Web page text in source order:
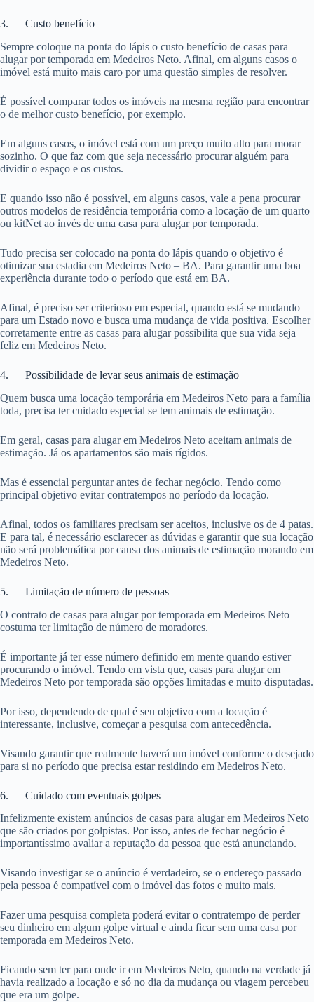
3. Custo benefício
Sempre coloque na ponta do lápis o custo benefício de casas para
alugar por temporada em Medeiros Neto. Afinal, em alguns casos o
imóvel está muito mais caro por uma questão simples de resolver.
É possível comparar todos os imóveis na mesma região para encontrar
o de melhor custo benefício, por exemplo.
Em alguns casos, o imóvel está com um preço muito alto para morar
sozinho. O que faz com que seja necessário procurar alguém para
dividir o espaço e os custos.
E quando isso não é possível, em alguns casos, vale a pena procurar
outros modelos de residência temporária como a locação de um quarto
ou kitNet ao invés de uma casa para alugar por temporada.
Tudo precisa ser colocado na ponta do lápis quando o objetivo é
otimizar sua estadia em Medeiros Neto – BA. Para garantir uma boa
experiência durante todo o período que está em BA.
Afinal, é preciso ser criterioso em especial, quando está se mudando
para um Estado novo e busca uma mudança de vida positiva. Escolher
corretamente entre as casas para alugar possibilita que sua vida seja
feliz em Medeiros Neto.
4. Possibilidade de levar seus animais de estimação
Quem busca uma locação temporária em Medeiros Neto para a família
toda, precisa ter cuidado especial se tem animais de estimação.
Em geral, casas para alugar em Medeiros Neto aceitam animais de
estimação. Já os apartamentos são mais rígidos.
Mas é essencial perguntar antes de fechar negócio. Tendo como
principal objetivo evitar contratempos no período da locação.
Afinal, todos os familiares precisam ser aceitos, inclusive os de 4 patas.
E para tal, é necessário esclarecer as dúvidas e garantir que sua locação
não será problemática por causa dos animais de estimação morando em
Medeiros Neto.
5. Limitação de número de pessoas
O contrato de casas para alugar por temporada em Medeiros Neto
costuma ter limitação de número de moradores.
É importante já ter esse número definido em mente quando estiver
procurando o imóvel. Tendo em vista que, casas para alugar em
Medeiros Neto por temporada são opções limitadas e muito disputadas.
Por isso, dependendo de qual é seu objetivo com a locação é
interessante, inclusive, começar a pesquisa com antecedência.
Visando garantir que realmente haverá um imóvel conforme o desejado
para si no período que precisa estar residindo em Medeiros Neto.
6. Cuidado com eventuais golpes
Infelizmente existem anúncios de casas para alugar em Medeiros Neto
que são criados por golpistas. Por isso, antes de fechar negócio é
importantíssimo avaliar a reputação da pessoa que está anunciando.
Visando investigar se o anúncio é verdadeiro, se o endereço passado
pela pessoa é compatível com o imóvel das fotos e muito mais.
Fazer uma pesquisa completa poderá evitar o contratempo de perder
seu dinheiro em algum golpe virtual e ainda ficar sem uma casa por
temporada em Medeiros Neto.
Ficando sem ter para onde ir em Medeiros Neto, quando na verdade já
havia realizado a locação e só no dia da mudança ou viagem percebeu
que era um golpe.